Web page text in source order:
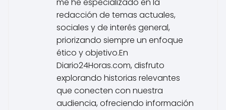
me he especializado en la
redacción de temas actuales,
sociales y de interés general,
priorizando siempre un enfoque
ético y objetivo.En
Diario24Horas.com, disfruto
explorando historias relevantes
que conecten con nuestra
audiencia, ofreciendo información